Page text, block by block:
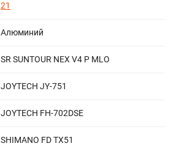
21
Алюминий
SR SUNTOUR NEX V4 P MLO
JOYTECH JY-751
JOYTECH FH-702DSE
SHIMANO FD TX51